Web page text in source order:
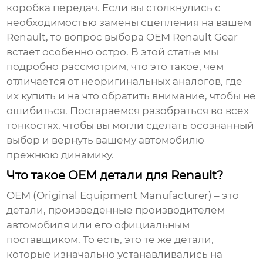
коробка передач. Если вы столкнулись с
необходимостью замены сцепления на вашем
Renault, то вопрос выбора OEM Renault Gear
встает особенно остро. В этой статье мы
подробно рассмотрим, что это такое, чем
отличается от неоригинальных аналогов, где
их купить и на что обратить внимание, чтобы не
ошибиться. Постараемся разобраться во всех
тонкостях, чтобы вы могли сделать осознанный
выбор и вернуть вашему автомобилю
прежнюю динамику.
Что такое OEM детали для Renault?
OEM (Original Equipment Manufacturer) – это
детали, произведенные производителем
автомобиля или его официальным
поставщиком. То есть, это те же детали,
которые изначально устанавливались на